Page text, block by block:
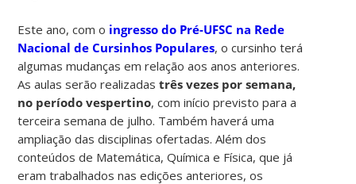
Este ano, com o ingresso do Pré-UFSC na Rede
Nacional de Cursinhos Populares, o cursinho terá
algumas mudanças em relação aos anos anteriores.
As aulas serão realizadastrês vezes por semana,
no período vespertino, com início previsto para a
terceira semana de julho. Também haverá uma
ampliação das disciplinas ofertadas. Além dos
conteúdos de Matemática, Química e Física, que já
eram trabalhados nas edições anteriores, os